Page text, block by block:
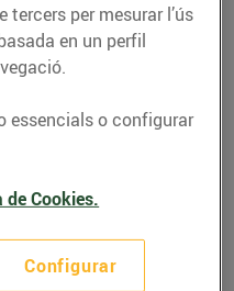
per mesurar l’ús
en un perfil
essencials o configurar
de Cookies.
Configurar